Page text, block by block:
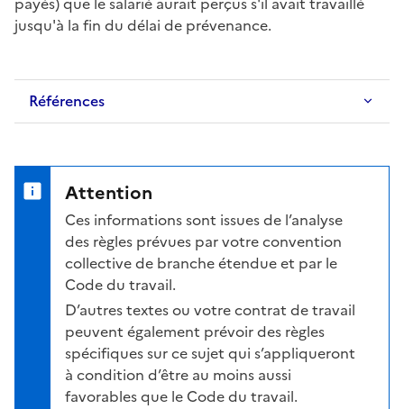
jusqu'à la fin du délai de prévenance.
Références
Attention
Ces informations sont issues de l’analyse
des règles prévues par votre convention
collective de branche étendue et par le
Code du travail.
D’autres textes ou votre contrat de travail
peuvent également prévoir des règles
spécifiques sur ce sujet qui s’appliqueront
à condition d’être au moins aussi
favorables que le Code du travail.